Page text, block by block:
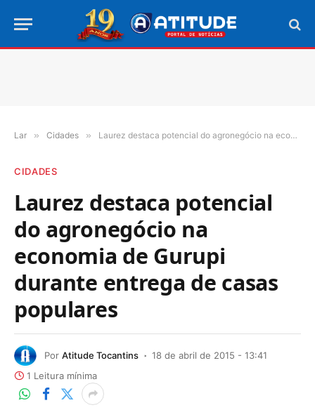
Lar » Cidades » Laurez destaca potencial do agronegócio na economia de Gurupi durante entrega de casas populares
CIDADES
Laurez destaca potencial
do agronegócio na
economia de Gurupi
durante entrega de casas
populares
Por Atitude Tocantins
18 de abril de 2015 - 13:41
1 Leitura mínima